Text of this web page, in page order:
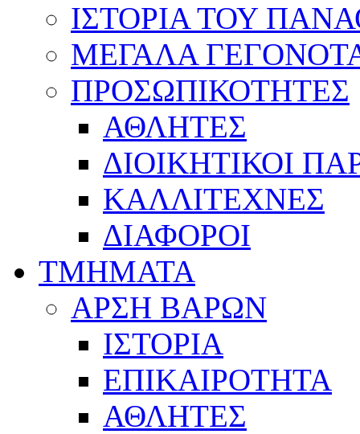
ΙΣΤΟΡΙΑ ΤΟΥ
ΜΕΓΑΛΑ
ΠΡΟΣΩΠΙΚΟΤΗΤΕΣ
ΑΘΛΗΤΕΣ
ΔΙΟΙΚΗΤΙΚΟΙ
ΚΑΛΛΙΤΕΧΝΕΣ
ΔΙΑΦΟΡΟΙ
ΤΜΗΜΑΤΑ
ΑΡΣΗ ΒΑΡΩΝ
ΙΣΤΟΡΙΑ
ΕΠΙΚΑΙΡΟΤΗΤΑ
ΑΘΛΗΤΕΣ